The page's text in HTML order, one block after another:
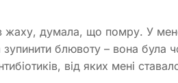
жаху, думала, що помру. У
зупинити блювоту – вона
від яких мені